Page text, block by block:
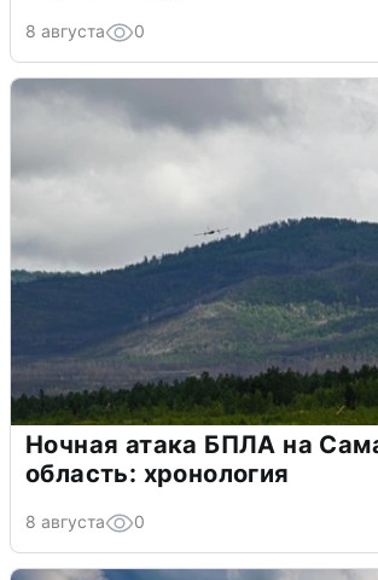
8 августа 0
Ночная атака БПЛА на
область: хронология
8 августа 0